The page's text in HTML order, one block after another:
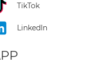
TikTok
LinkedIn